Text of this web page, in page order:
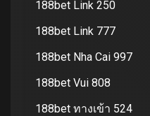
188bet Link 250
188bet Link 777
188bet Nha Cai 997
188bet Vui 808
188bet ทางเข้า 524